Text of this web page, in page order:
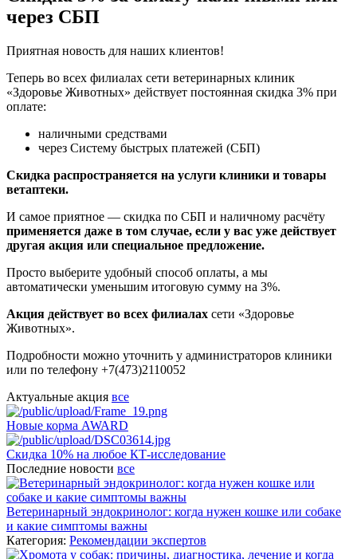
через СБП
Приятная новость для наших клиентов!
Теперь во всех филиалах сети ветеринарных клиник
«Здоровье Животных» действует постоянная скидка 3% при
оплате:
наличными средствами
через Систему быстрых платежей (СБП)
Скидка распространяется на услуги клиники и товары
ветаптеки.
И самое приятное — скидка по СБП и наличному расчёту
применяется даже в том случае, если у вас уже действует
другая акция или специальное предложение.
Просто выберите удобный способ оплаты, а мы
автоматически уменьшим итоговую сумму на 3%.
Акция действует во всех филиалах сети «Здоровье
Животных».
Подробности можно уточнить у администраторов клиники
или по телефону +7(473)2110052
Актуальные акция все
Новые корма AWARD
Скидка 10% на любое КТ-исследование
Последние новости все
Ветеринарный эндокринолог: когда нужен кошке или собаке
и какие симптомы важны
Категория: Рекомендации экспертов